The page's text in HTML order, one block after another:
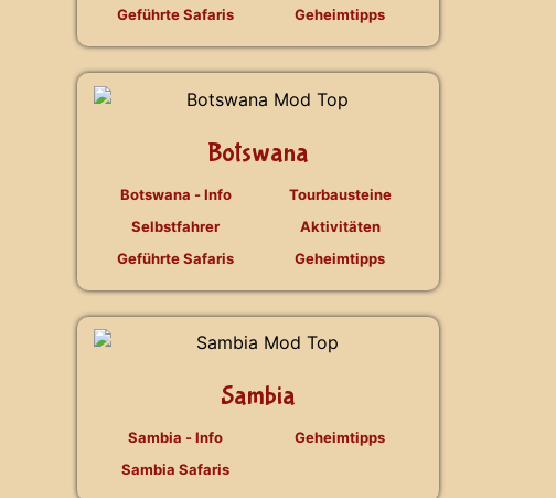
Geführte Safaris
Geheimtipps
Botswana
Botswana - Info
Selbstfahrer
Geführte Safaris
Tourbausteine
Aktivitäten
Geheimtipps
Sambia
Sambia - Info
Sambia Safaris
Geheimtipps